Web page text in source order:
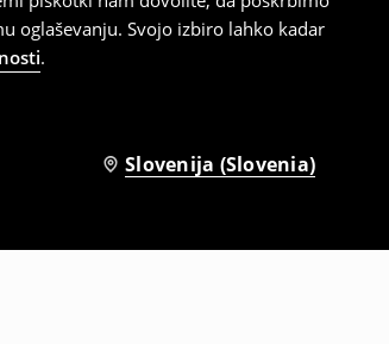
oglaševanju. Svojo izbiro lahko kadar
.
Slovenija (Slovenia)